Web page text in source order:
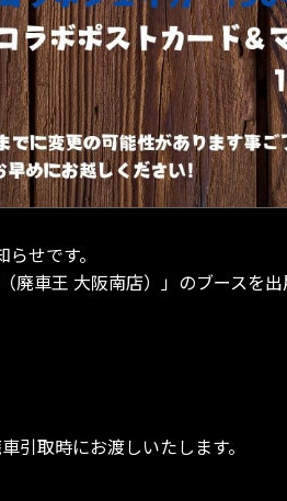
らせです。
廃車王 大阪南店）」のブースを
引取時にお渡しいたします。